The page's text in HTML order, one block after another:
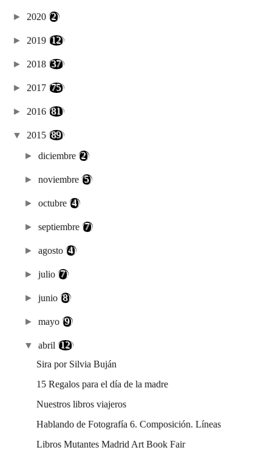
► 2020 (2)
► 2019 (12)
► 2018 (37)
► 2017 (75)
► 2016 (81)
▼ 2015 (89)
►diciembre(2)
►noviembre(5)
►octubre(4)
►septiembre(7)
►agosto(4)
►julio(7)
►junio(8)
►mayo(9)
▼abril (12)
Sira por Silvia Buján
15 Regalos para el día de la madre
Nuestros libros viajeros
Hablando de Fotografía 6. Composición. Líneas
Libros Mutantes Madrid Art Book Fair